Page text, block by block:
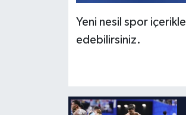
Yeni nesil spor
edebilirsiniz.